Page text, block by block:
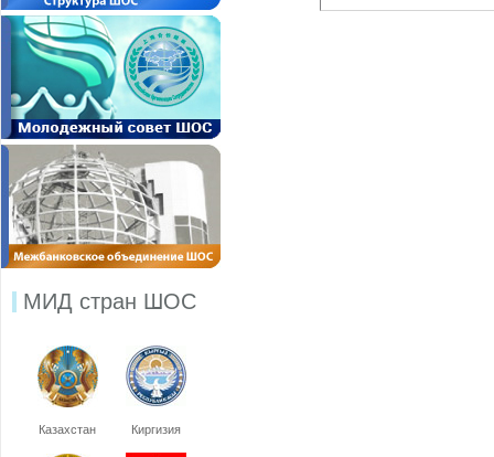
МИД стран ШОС
Казахстан Киргизия